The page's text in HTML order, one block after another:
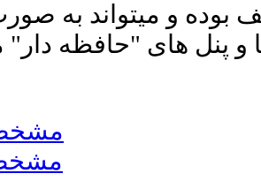
بوده و میتواند به